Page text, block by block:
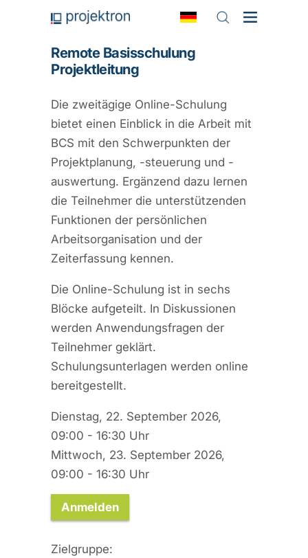
Remote Basisschulung
Projektleitung
Die zweitägige Online-Schulung
bietet einen Einblick in die Arbeit mit
BCS mit den Schwerpunkten der
Projektplanung, -steuerung und -
auswertung. Ergänzend dazu lernen
die Teilnehmer die unterstützenden
Funktionen der persönlichen
Arbeitsorganisation und der
Zeiterfassung kennen.
Die Online-Schulung ist in sechs
Blöcke aufgeteilt. In Diskussionen
werden Anwendungsfragen der
Teilnehmer geklärt.
Schulungsunterlagen werden online
bereitgestellt.
Dienstag, 22. September 2026,
09:00 - 16:30 Uhr
Mittwoch, 23. September 2026,
09:00 - 16:30 Uhr
Anmelden
Zielgruppe: